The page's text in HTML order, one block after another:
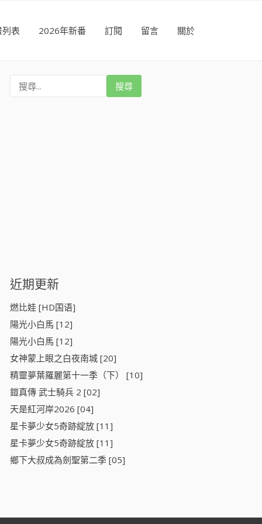
表 2026年新番 訂閱 留言 關於
近期更新
燃比娃 [HD国语]
陽光小白馬 [12]
陽光小白馬 [12]
女神蒙上眼之白夜南城 [20]
精靈夢葉羅麗第十一季（下） [10]
鎧真傳 武士騎兵 2 [02]
天是紅河岸2026 [04]
星卡夢少女5奇跡綻放 [11]
星卡夢少女5奇跡綻放 [11]
鄉下大叔成為劍聖第二季 [05]